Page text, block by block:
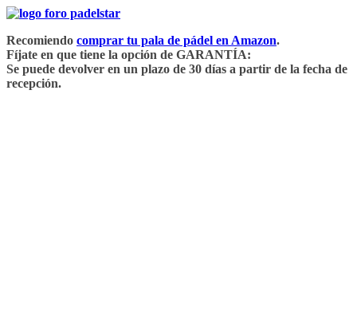
Saltar
contenido
Recomiendo comprar tu pala de pádel en Amazon.
Fíjate en que tiene la opción de GARANTÍA:
Se puede devolver en un plazo de 30 días a partir de la fecha de
recepción.